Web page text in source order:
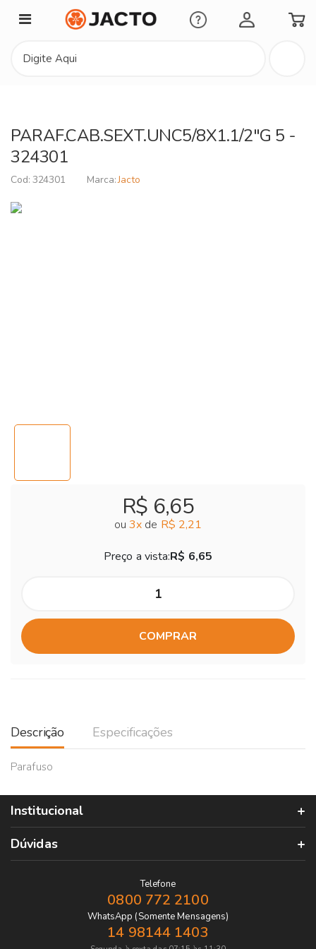
Minha Conta
PARAF.CAB.SEXT.UNC5/8X1.1/2"G 5 -
324301
324301 Jacto
R$ 6,65
ou 3x de R$ 2,21
Preço a vista:R$ 6,65
COMPRAR
Descrição Especificações
Parafuso
Institucional
Dúvidas
Telefone
0800 772 2100
WhatsApp (Somente Mensagens)
14 98144 1403